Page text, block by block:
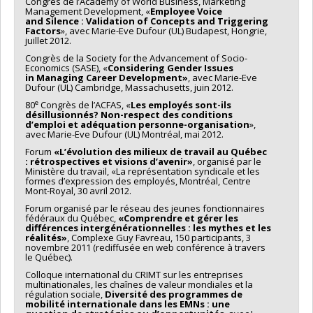
Management Development, «Employee Voice
and Silence : Validation of Concepts and Triggering
Factors», avec Marie-Eve Dufour (UL) Budapest, Hongrie,
juillet 2012.
Congrès de la Society for the Advancement of Socio-
Economics (SASE), «Considering Gender Issues
in Managing Career Development», avec Marie-Eve
Dufour (UL) Cambridge, Massachusetts, juin 2012.
80e Congrès de l’ACFAS, «Les employés sont-ils
désillusionnés? Non-respect des conditions
d’emploi et adéquation personne-organisation»,
avec Marie-Eve Dufour (UL) Montréal, mai 2012.
Forum «L’évolution des milieux de travail au Québec
: rétrospectives et visions d’avenir», organisé par le
Ministère du travail, «La représentation syndicale et les
formes d’expression des employés, Montréal, Centre
Mont-Royal, 30 avril 2012.
Forum organisé par le réseau des jeunes fonctionnaires
fédéraux du Québec, «Comprendre et gérer les
différences intergénérationnelles : les mythes et les
réalités», Complexe Guy Favreau, 150 participants, 3
novembre 2011 (rediffusée en web conférence à travers
le Québec).
Colloque international du CRIMT sur les entreprises
multinationales, les chaînes de valeur mondiales et la
régulation sociale, Diversité des programmes de
mobilité internationale dans les EMNs : une